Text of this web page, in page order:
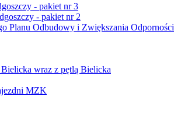
- pakiet nr 3
- pakiet nr 2
Planu Odbudowy i Zwiększania Odporności
wraz z pętlą Bielicka
MZK